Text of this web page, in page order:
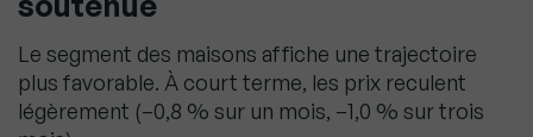
Le segment des maisons affiche une trajectoire
plus favorable. À court terme, les prix reculent
légèrement (–0,8 % sur un mois, –1,0 % sur trois